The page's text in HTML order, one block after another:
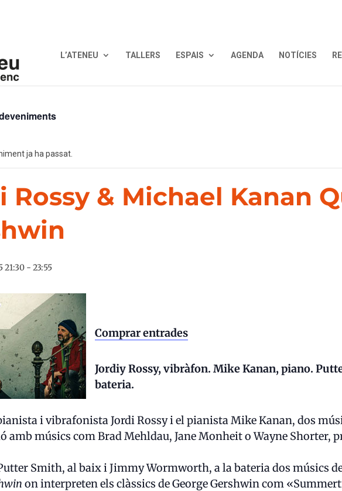
L’ATENEU TALLERS ESPAIS AGENDA NOTÍCIES
ja ha passat.
Rossy & Michael Kanan
21:30 - 23:55
Comprar entrades
Jordiy Rossy, vibràfon. Mike Kanan, piano.
bateria.
i vibrafonista Jordi Rossy i el pianista Mike Kanan, dos
amb músics com Brad Mehldau, Jane Monheit o Wayne Shorter,
Smith, al baix i Jimmy Wormworth, a la bateria dos músics
on interpreten els clàssics de George Gershwin com